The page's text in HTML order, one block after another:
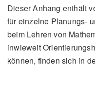
Dieser Anhang enthält
für einzelne Planungs-
beim Lehren von
inwieweit
können, finden sich in